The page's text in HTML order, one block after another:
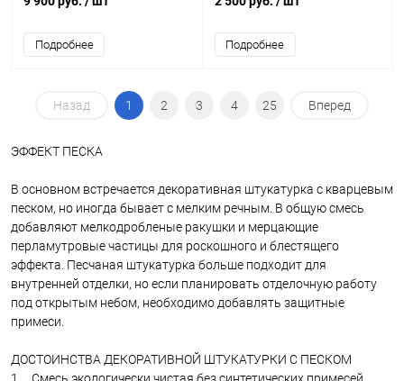
Подробнее Подробнее
Назад 1 2 3 4 25 Вперед
ЭФФЕКТ ПЕСКА
В основном встречается декоративная штукатурка с кварцевым
песком, но иногда бывает с мелким речным. В общую смесь
добавляют мелкодробленые ракушки и мерцающие
перламутровые частицы для роскошного и блестящего
эффекта. Песчаная штукатурка больше подходит для
внутренней отделки, но если планировать отделочную работу
под открытым небом, необходимо добавлять защитные
примеси.
ДОСТОИНСТВА ДЕКОРАТИВНОЙ ШТУКАТУРКИ С ПЕСКОМ